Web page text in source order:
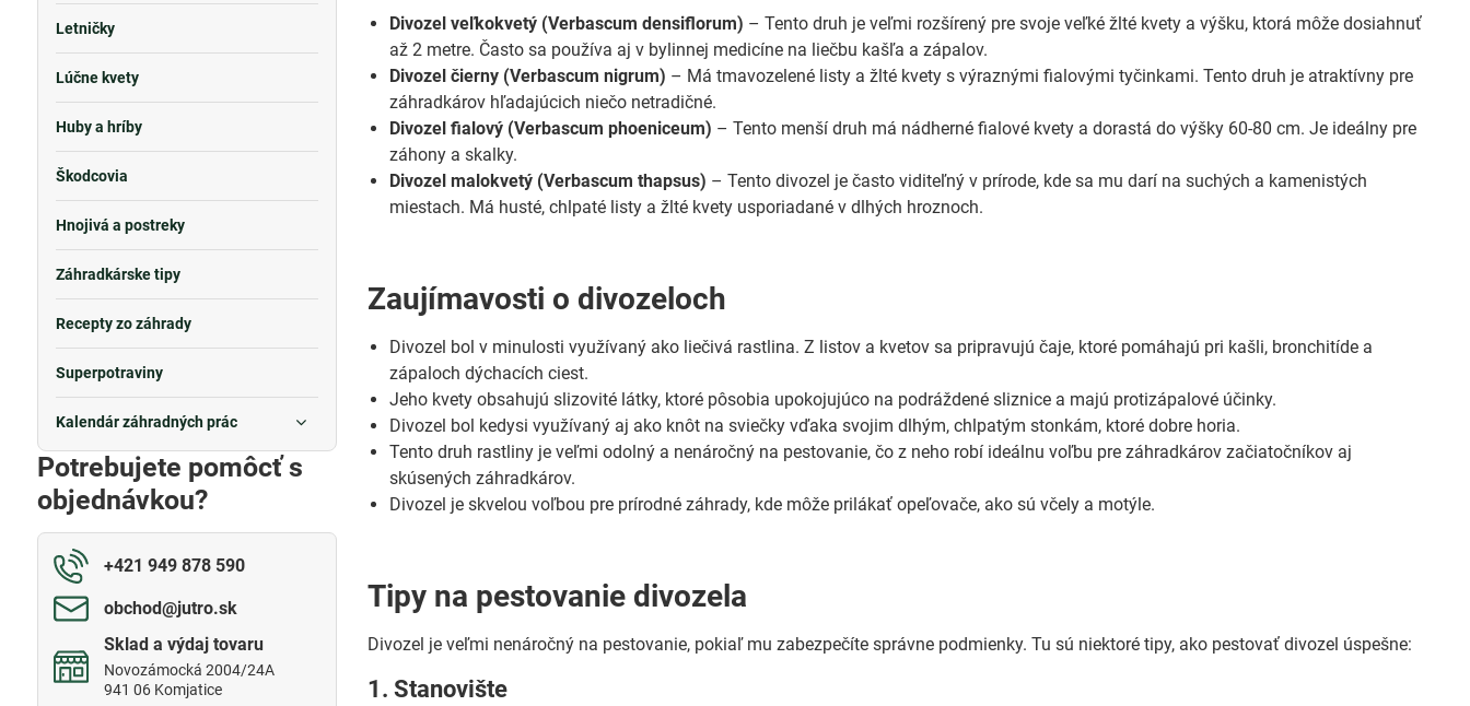
Divozel veľkokvetý (Verbascum densiflorum) – Tento druh je veľmi rozšírený pre svoje veľké žlté kvety a výšku, ktorá môže dosiahnuť
až 2 metre. Často sa používa aj v bylinnej medicíne na liečbu kašľa a zápalov.
Divozel čierny (Verbascum nigrum) – Má tmavozelené listy a žlté kvety s výraznými fialovými tyčinkami. Tento druh je atraktívny pre
záhradkárov hľadajúcich niečo netradičné.
Divozel fialový (Verbascum phoeniceum) – Tento menší druh má nádherné fialové kvety a dorastá do výšky 60-80 cm. Je ideálny pre
záhony a skalky.
Divozel malokvetý (Verbascum thapsus) – Tento divozel je často viditeľný v prírode, kde sa mu darí na suchých a kamenistých
miestach. Má husté, chlpaté listy a žlté kvety usporiadané v dlhých hroznoch.
Zaujímavosti o divozeloch
Divozel bol v minulosti využívaný ako liečivá rastlina. Z listov a kvetov sa pripravujú čaje, ktoré pomáhajú pri kašli, bronchitíde a
zápaloch dýchacích ciest.
Jeho kvety obsahujú slizovité látky, ktoré pôsobia upokojujúco na podráždené sliznice a majú protizápalové účinky.
Divozel bol kedysi využívaný aj ako knôt na sviečky vďaka svojim dlhým, chlpatým stonkám, ktoré dobre horia.
Tento druh rastliny je veľmi odolný a nenáročný na pestovanie, čo z neho robí ideálnu voľbu pre záhradkárov začiatočníkov aj
skúsených záhradkárov.
Divozel je skvelou voľbou pre prírodné záhrady, kde môže prilákať opeľovače, ako sú včely a motýle.
Tipy na pestovanie divozela
Divozel je veľmi nenáročný na pestovanie, pokiaľ mu zabezpečíte správne podmienky. Tu sú niektoré tipy, ako pestovať divozel úspešne:
1. Stanovište
Letničky
Lúčne kvety
Huby a hríby
Škodcovia
Hnojivá a postreky
Záhradkárske tipy
Recepty zo záhrady
Superpotraviny
Kalendár záhradných prác
Potrebujete pomôcť s
objednávkou?
+421 949 878 590
obchod​@jutro​.sk
Sklad a výdaj tovaru
Novozámocká 2004/24A
941 06 Komjatice